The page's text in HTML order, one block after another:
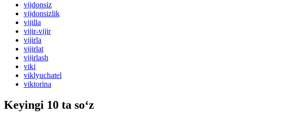
vijdonsiz
vijdonsizlik
vijilla
vijir-vijir
vijirla
vijirlat
vijirlash
viki
viklyuchatel
viktorina
Keyingi 10 ta so‘z